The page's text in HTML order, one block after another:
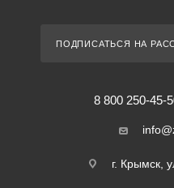
ПОДПИСАТЬСЯ НА
8 800 250-45-
г. Крымск,